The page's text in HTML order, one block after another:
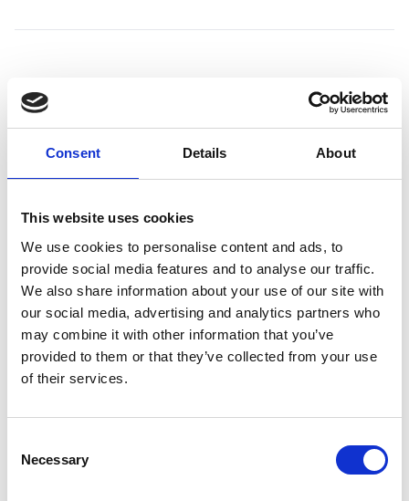
Consent Details About
This website uses cookies
We use cookies to personalise content and ads, to
provide social media features and to analyse our traffic.
We also share information about your use of our site with
our social media, advertising and analytics partners who
may combine it with other information that you’ve
provided to them or that they’ve collected from your use
of their services.
Selection
Necessary
Productspecificaties
Gewicht
0.8 kg
Merk:Huismerk
120 cm
€4,95